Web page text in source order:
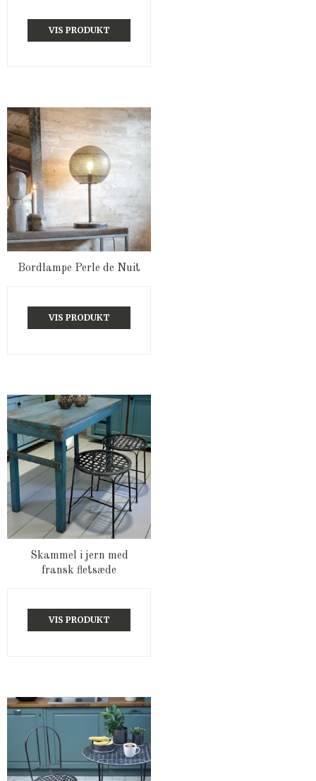
VIS PRODUKT
Bordlampe Perle de Nuit
VIS PRODUKT
Skammel i jern med
fransk fletsæde
VIS PRODUKT